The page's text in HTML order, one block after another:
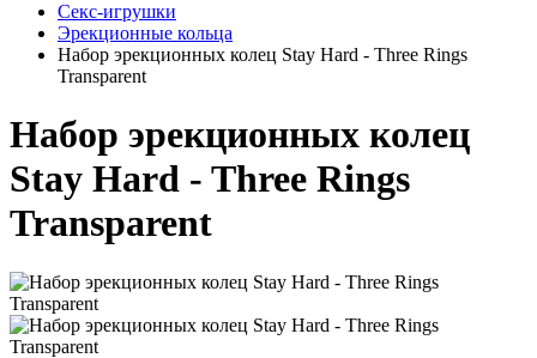
Секс-игрушки
Эрекционные кольца
Набор эрекционных колец Stay Hard - Three Rings
Transparent
Набор эрекционных колец
Stay Hard - Three Rings
Transparent